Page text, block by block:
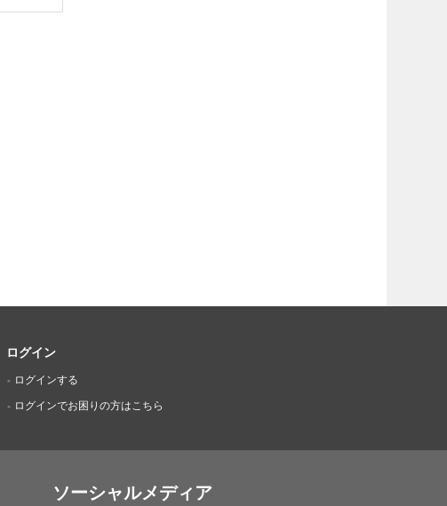
ログイン
ログインする
ログインでお困りの方はこちら
ソーシャルメディア